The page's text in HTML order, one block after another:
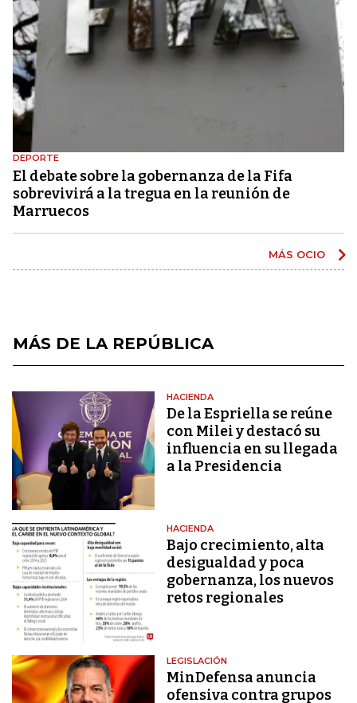
DEPORTE
El debate sobre la gobernanza de la Fifa
sobrevivirá a la tregua en la reunión de
Marruecos
MÁS OCIO
MÁS DE LA REPÚBLICA
HACIENDA
De la Espriella se reúne
con Milei y destacó su
influencia en su llegada
a la Presidencia
HACIENDA
Bajo crecimiento, alta
desigualdad y poca
gobernanza, los nuevos
retos regionales
LEGISLACIÓN
MinDefensa anuncia
ofensiva contra grupos